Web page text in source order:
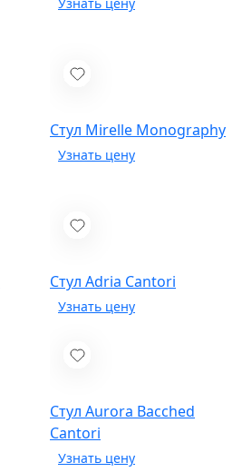
Стул Mirelle Monography
Стул Adria Cantori
Стул Aurora Bacched
Cantori